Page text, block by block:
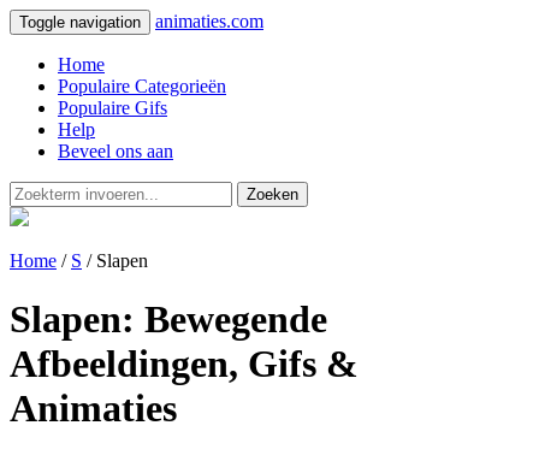
Toggle navigation animaties.com
Home
Populaire Categorieën
Populaire Gifs
Help
Beveel ons aan
Zoeken
Home / S / Slapen
Slapen: Bewegende
Afbeeldingen, Gifs &
Animaties